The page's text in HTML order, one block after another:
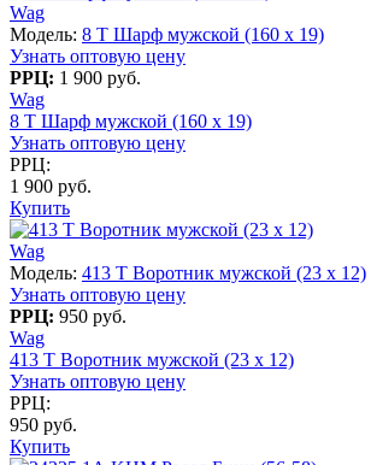
Wag
Модель: 8 T Шарф мужской (160 x 19)
Узнать оптовую цену
РРЦ: 1 900 руб.
Wag
8 T Шарф мужской (160 x 19)
Узнать оптовую цену
РРЦ:
1 900 руб.
Купить
Wag
Модель: 413 T Воротник мужской (23 x 12)
Узнать оптовую цену
РРЦ: 950 руб.
Wag
413 T Воротник мужской (23 x 12)
Узнать оптовую цену
РРЦ:
950 руб.
Купить